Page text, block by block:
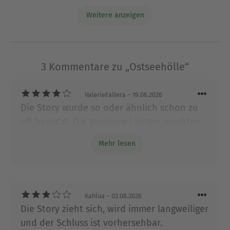
Hannover. Sie ist Autorin der erfolgreichen
Ostseekrimireihe um die Lübecker Kommissarin
Journalisten Niklas John. Eva Almstädt lebt in
Hamburg.
Ausblenden
Weitere anzeigen
3 Kommentare zu „Ostseehölle“
ValerieFallera – 19.06.2026
Die Story wurde so oder ähnlich schon zu
Mehr lesen
Kahlua – 02.08.2026
Die Story zieht sich, wird immer langweiliger
und der Schluss ist vorhersehbar.